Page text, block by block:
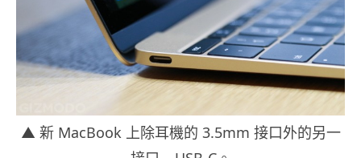
▲ 新 MacBook 上除耳機的 3.5mm 接口外的另一